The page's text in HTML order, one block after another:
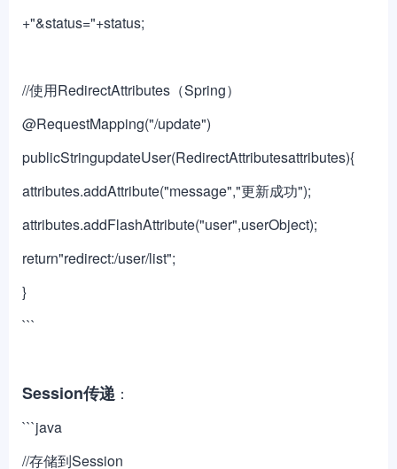
+"&status="+status;
//使用RedirectAttributes（Spring）
@RequestMapping("/update")
publicStringupdateUser(RedirectAttributesattributes){
attributes.addAttribute("message","更新成功");
attributes.addFlashAttribute("user",userObject);
return"redirect:/user/list";
}
```
Session传递 ：
```java
//存储到Session